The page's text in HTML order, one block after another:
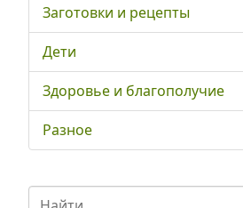
Заготовки и рецепты
Дети
Здоровье и благополучие
Разное